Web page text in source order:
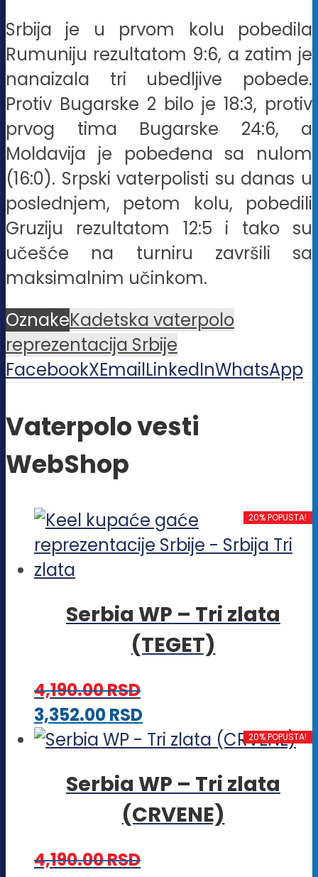
Srbija je u prvom kolu pobedila
Rumuniju rezultatom 9:6, a zatim je
nanaizala tri ubedljive pobede.
Protiv Bugarske 2 bilo je 18:3, protiv
prvog tima Bugarske 24:6, a
Moldavija je pobeđena sa nulom
(16:0). Srpski vaterpolisti su danas u
poslednjem, petom kolu, pobedili
Gruziju rezultatom 12:5 i tako su
učešće na turniru završili sa
maksimalnim učinkom.
OznakeKadetska vaterpolo
reprezentacija Srbije
FacebookXEmailLinkedInWhatsApp
Vaterpolo vesti
WebShop
20% POPUSTA!
Serbia WP – Tri zlata
(TEGET)
4,190.00RSD
3,352.00RSDOvaj
proizvod
više
varijanti.
20% POPUSTA!
Serbia WP – Tri zlata
(CRVENE)
4,190.00RSD